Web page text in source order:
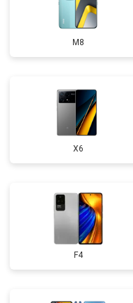
M8
X6
F4